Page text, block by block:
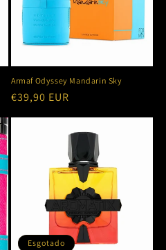
Armaf Odyssey Mandarin Sky
Preço
€39,90 EUR
Esgotado